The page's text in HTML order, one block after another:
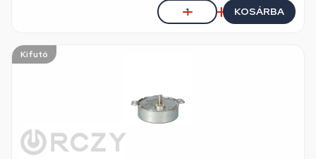
KOSÁRBA
Kifutó